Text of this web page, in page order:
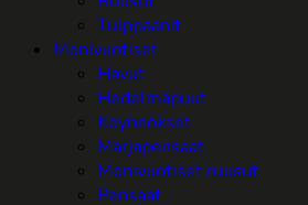
Tulppaanit
Monivuotiset
Havut
Hedelmäpuut
Köynnökset
Marjapensaat
Monivuotiset ruusut
Pensaat